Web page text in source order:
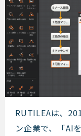
RUTILEA
RUTILEAは、
ン企業で、「AI